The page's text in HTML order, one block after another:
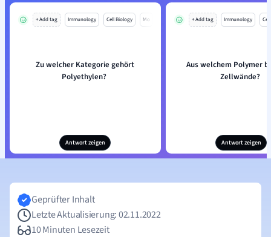
+ Add tag Immunology Cell Biology Mo
Zu welcher Kategorie gehört
Polyethylen?
Antwort zeigen
+ Add tag Immunology
Aus welchem Polymer
Zellwände?
Antwort zeigen
Geprüfter Inhalt
Letzte Aktualisierung: 02.11.2022
10 Minuten Lesezeit